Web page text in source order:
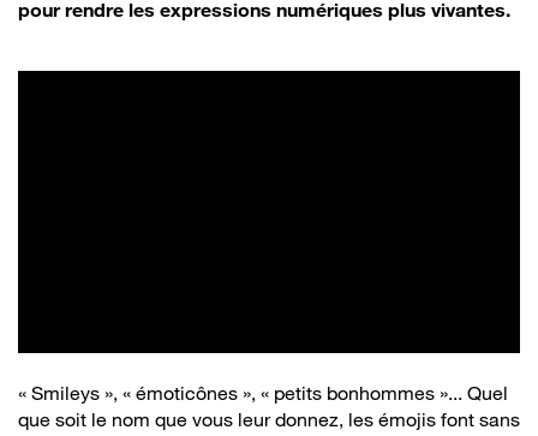
pour rendre les expressions numériques plus vivantes.
« Smileys », « émoticônes », « petits bonhommes »... Quel
que soit le nom que vous leur donnez, les émojis font sans